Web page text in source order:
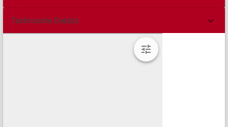
Technische Details